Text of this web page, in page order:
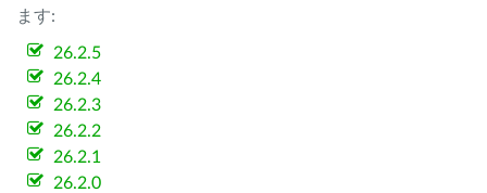
ます:
26.2.5
26.2.4
26.2.3
26.2.2
26.2.1
26.2.0